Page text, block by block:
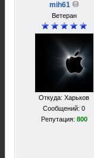
mih61
Ветеран
Откуда: Харьков
Сообщений: 0
Репутация: 800